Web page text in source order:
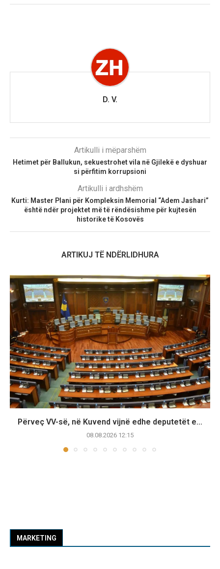
D. V.
Artikulli i mëparshëm
Hetimet për Ballukun, sekuestrohet vila në Gjilekë e dyshuar
si përfitim korrupsioni
Artikulli i ardhshëm
Kurti: Master Plani për Kompleksin Memorial “Adem Jashari”
është ndër projektet më të rëndësishme për kujtesën
historike të Kosovës
ARTIKUJ TË NDËRLIDHURA
Përveç VV-së, në Kuvend vijnë edhe deputetët e...
08.08.2026 12:15
MARKETING